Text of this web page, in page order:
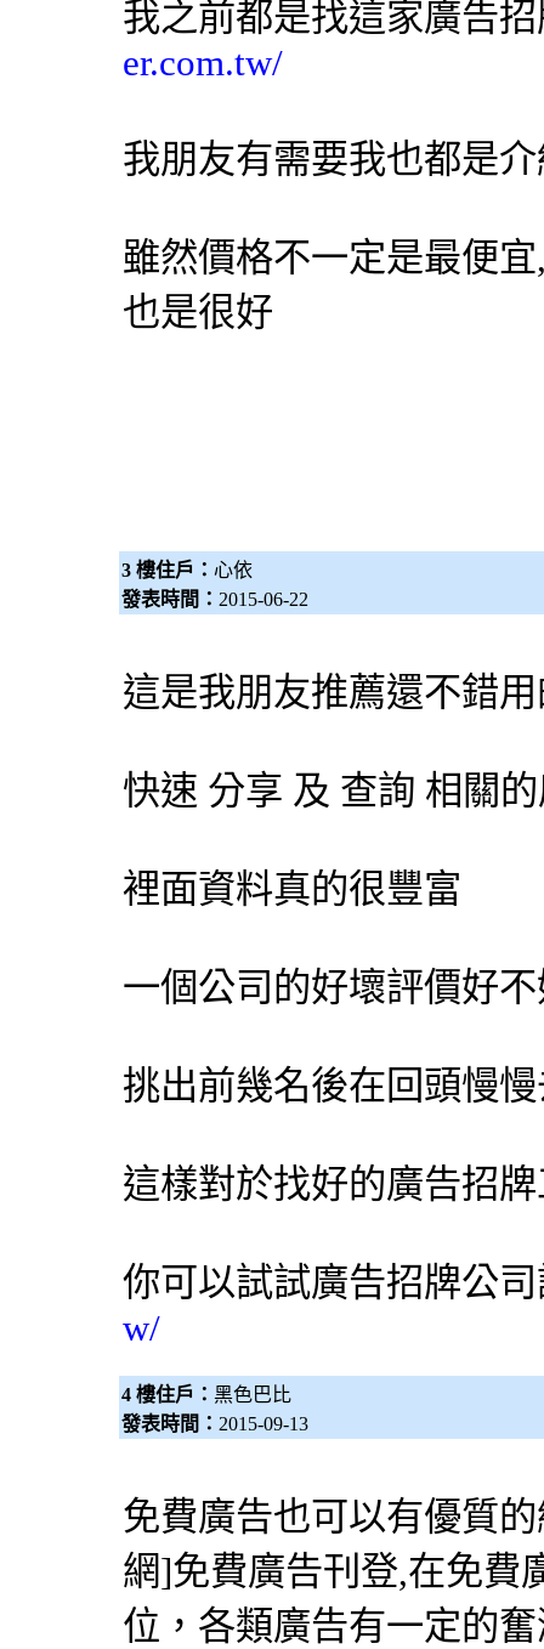
我之前都是找這家廣告
er.com.tw/
我朋友有需要我也都是
雖然價格不一定是最便
也是很好
3 樓住戶： 心依
發表時間： 2015-06-22
這是我朋友推薦還不錯
快速 分享 及 查詢 相關
裡面資料真的很豐富
一個公司的好壞評價好
挑出前幾名後在回頭慢
這樣對於找好的廣告招
你可以試試廣告招牌公
w/
4 樓住戶： 黑色巴比
發表時間： 2015-09-13
免費廣告也可以有優質
網]免費廣告刊登,在免費
位，各類廣告有一定的